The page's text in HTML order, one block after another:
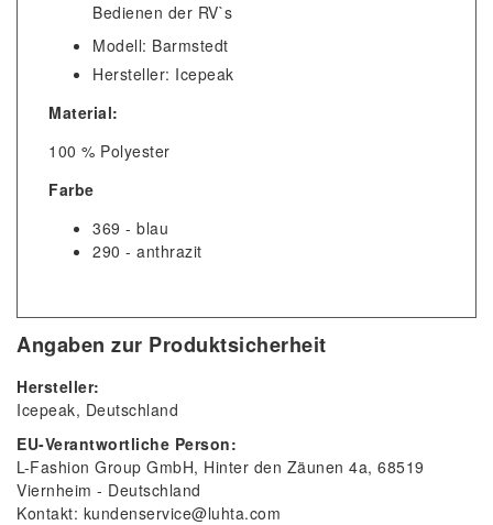
Bedienen der RV`s
Modell: Barmstedt
Hersteller: Icepeak
Material:
100 % Polyester
Farbe
369 - blau
290 - anthrazit
Angaben zur Produktsicherheit
Hersteller:
Icepeak Deutschland
EU-Verantwortliche Person:
L-Fashion Group GmbH Hinter den Zäunen 4a 68519
Viernheim
Deutschland
Kontakt: kundenservice@luhta.com